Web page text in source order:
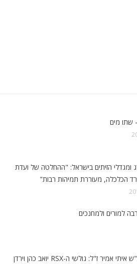
שתו מים
ומגדלי הזיתים בישראל: "ההחלטה של ועדת
הכלכלה, מעוררת תמיהות רבות"
למורים ולמחנכים
גביע קסריה ע"ש איתי אמיר ז"ל: גולשי ה-RSX יואב כהן וירדן